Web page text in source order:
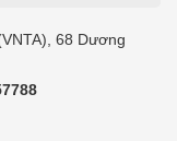
68 Dương